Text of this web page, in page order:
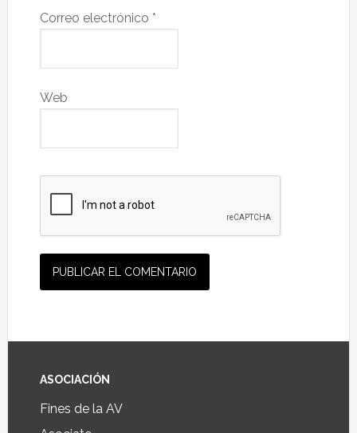
Correo electrónico *
Web
ASOCIACIÓN
Fines de la AV